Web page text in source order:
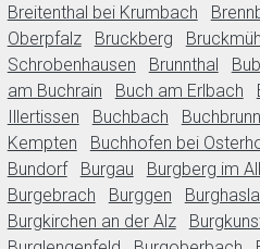
Breitenthal bei Krumbach
Oberpfalz
Bruckberg
Schrobenhausen
Brunnthal
am Buchrain
Buch am Erlbach
Illertissen
Buchbach Buchbrunn
Kempten
Buchhofen bei
Bundorf
Burgau Burgberg im
Burgebrach
Burggen
Burgkirchen an der Alz